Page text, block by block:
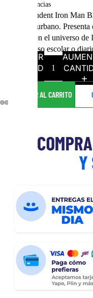
En existencias
Mochila Student Iron Man
moderno y urbano.
inspirados en el universo
Ideal para uso escolar o
DISMINUIR
CANTIDAD
AGREGAR AL CARRITO